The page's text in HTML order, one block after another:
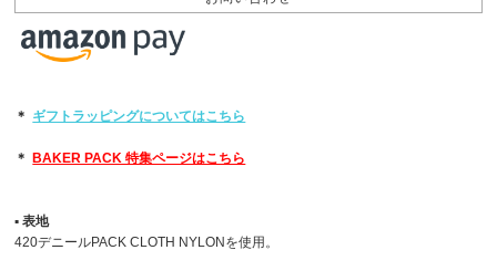
＊ ギフトラッピングについてはこちら
＊ BAKER PACK 特集ページはこちら
▪︎ 表地
420デニールPACK CLOTH NYLONを使用。